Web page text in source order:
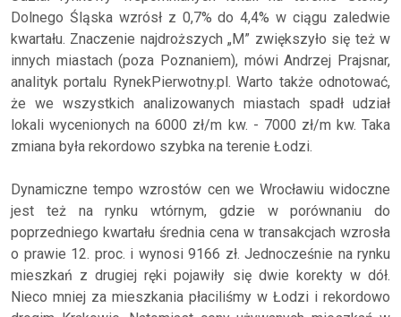
Dolnego Śląska wzrósł z 0,7% do 4,4% w ciągu zaledwie
kwartału. Znaczenie najdroższych „M” zwiększyło się też w
innych miastach (poza Poznaniem), mówi Andrzej Prajsnar,
analityk portalu RynekPierwotny.pl. Warto także odnotować,
że we wszystkich analizowanych miastach spadł udział
lokali wycenionych na 6000 zł/m kw. - 7000 zł/m kw. Taka
zmiana była rekordowo szybka na terenie Łodzi.
Dynamiczne tempo wzrostów cen we Wrocławiu widoczne
jest też na rynku wtórnym, gdzie w porównaniu do
poprzedniego kwartału średnia cena w transakcjach wzrosła
o prawie 12. proc. i wynosi 9166 zł. Jednocześnie na rynku
mieszkań z drugiej ręki pojawiły się dwie korekty w dół.
Nieco mniej za mieszkania płaciliśmy w Łodzi i rekordowo